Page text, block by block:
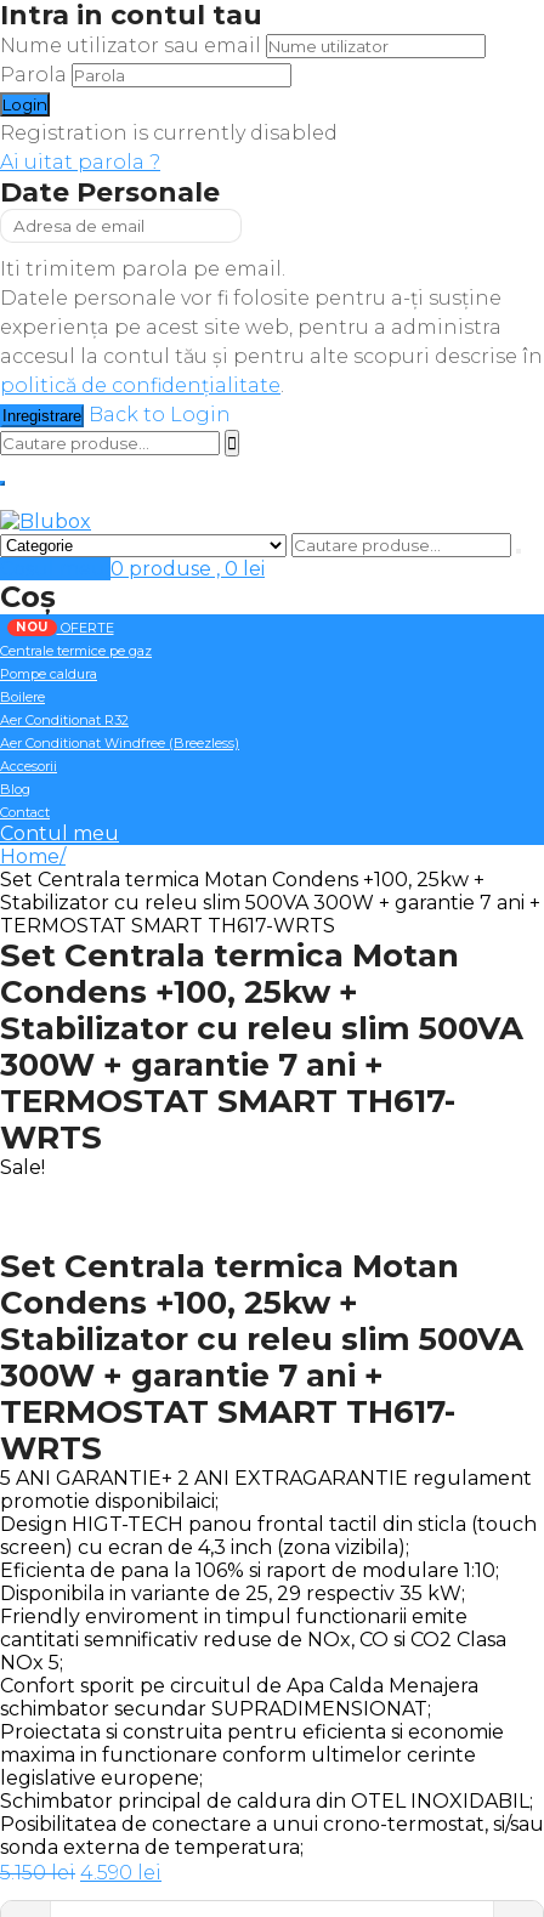
Intra in contul tau
Nume utilizator sau email
Parola
Registration is currently disabled
Ai uitat parola ?
Date Personale
Iti trimitem parola pe email.
Datele personale vor fi folosite pentru a-ți susține
experiența pe acest site web, pentru a administra
accesul la contul tău și pentru alte scopuri descrise în
politică de confidențialitate.
Inregistrare Back to Login
0 produse , 0 lei
Coș
NOU OFERTE
Centrale termice pe gaz
Pompe caldura
Boilere
Aer Conditionat R32
Aer Conditionat Windfree (Breezless)
Accesorii
Blog
Contact
Contul meu
Home
Set Centrala termica Motan Condens +100, 25kw +
Stabilizator cu releu slim 500VA 300W + garantie 7 ani +
TERMOSTAT SMART TH617-WRTS
Set Centrala termica Motan
Condens +100, 25kw +
Stabilizator cu releu slim 500VA
300W + garantie 7 ani +
TERMOSTAT SMART TH617-
WRTS
Sale!
Set Centrala termica Motan
Condens +100, 25kw +
Stabilizator cu releu slim 500VA
300W + garantie 7 ani +
TERMOSTAT SMART TH617-
WRTS
5 ANI GARANTIE+ 2 ANI EXTRAGARANTIE regulament
promotie disponibilaici;
Design HIGT-TECH panou frontal tactil din sticla (touch
screen) cu ecran de 4,3 inch (zona vizibila);
Eficienta de pana la 106% si raport de modulare 1:10;
Disponibila in variante de 25, 29 respectiv 35 kW;
Friendly enviroment in timpul functionarii emite
cantitati semnificativ reduse de NOx, CO si CO2 Clasa
NOx 5;
Confort sporit pe circuitul de Apa Calda Menajera
schimbator secundar SUPRADIMENSIONAT;
Proiectata si construita pentru eficienta si economie
maxima in functionare conform ultimelor cerinte
legislative europene;
Schimbator principal de caldura din OTEL INOXIDABIL;
Posibilitatea de conectare a unui crono-termostat, si/sau
sonda externa de temperatura;
5.150lei Prețul
inițial
4.590 lei
curent